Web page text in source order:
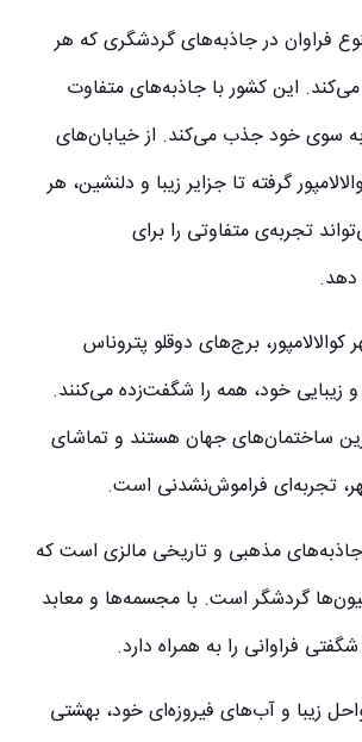
فراوان در جاذبه‌های گردشگری که هر
این کشور با جاذبه‌های متفاوت
به سوی خود جذب می‌کند. از خیابان‌های
گرفته تا جزایر زیبا و دلنشین، هر
تجربه‌ی متفاوتی را برای
دهد.
برج‌های دوقلو پتروناس
زیبایی خود، همه را شگفت‌زده می‌کنند.
ساختمان‌های جهان هستند و تماشای
تجربه‌ای فراموش‌نشدنی است.
جاذبه‌های مذهبی و تاریخی مالزی است که
گردشگر است. با مجسمه‌ها و معابد
فراوانی را به همراه دارد.
زیبا و آب‌های فیروزه‌ای خود، بهشتی